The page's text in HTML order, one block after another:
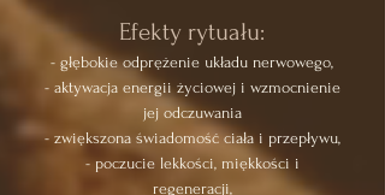
Efekty rytuału:​
- głębokie odprężenie układu nerwowego,
- aktywacja energii życiowej i wzmocnienie
jej odczuwania
- zwiększona świadomość ciała i przepływu,
- poczucie lekkości, miękkości i
regeneracji,